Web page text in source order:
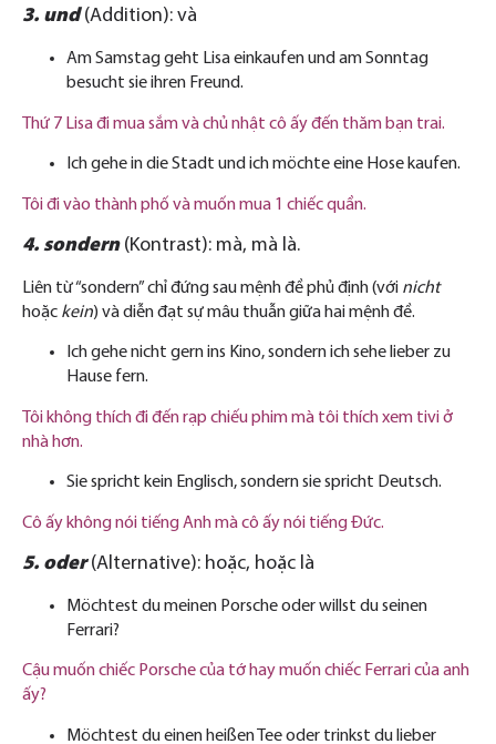
3. und(Addition): và
Am Samstag geht Lisa einkaufen und am Sonntag
besucht sie ihren Freund.
Thứ 7 Lisa đi mua sắm và chủ nhật cô ấy đến thăm bạn trai.
Ich gehe in die Stadt und ich möchte eine Hose kaufen.
Tôi đi vào thành phố và muốn mua 1 chiếc quần.
4. sondern (Kontrast): mà, mà là.
Liên từ “sondern” chỉ đứng sau mệnh đề phủ định (với nicht
hoặc kein) và diễn đạt sự mâu thuẫn giữa hai mệnh đề.
Ich gehe nicht gern ins Kino, sondern ich sehe lieber zu
Hause fern.
Tôi không thích đi đến rạp chiếu phim mà tôi thích xem tivi ở
nhà hơn.
Sie spricht kein Englisch, sondern sie spricht Deutsch.
Cô ấy không nói tiếng Anh mà cô ấy nói tiếng Đức.
5. oder(Alternative): hoặc, hoặc là
Möchtest du meinen Porsche oder willst du seinen
Ferrari?
Cậu muốn chiếc Porsche của tớ hay muốn chiếc Ferrari của anh
ấy?
Möchtest du einen heißen Tee oder trinkst du lieber